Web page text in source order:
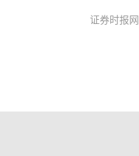
证券时报网